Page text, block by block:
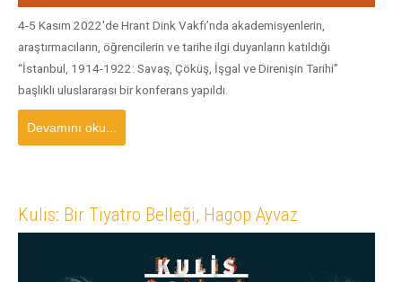
4-5 Kasım 2022'de Hrant Dink Vakfı’nda akademisyenlerin,
araştırmacıların, öğrencilerin ve tarihe ilgi duyanların katıldığı
“İstanbul, 1914-1922: Savaş, Çöküş, İşgal ve Direnişin Tarihi”
başlıklı uluslararası bir konferans yapıldı.
Devamını oku...
Kulis: Bir Tiyatro Belleği, Hagop Ayvaz